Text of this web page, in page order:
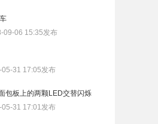
09-06 15:35发布
31 17:05发布
包板上的两颗LED交替闪烁
31 17:01发布